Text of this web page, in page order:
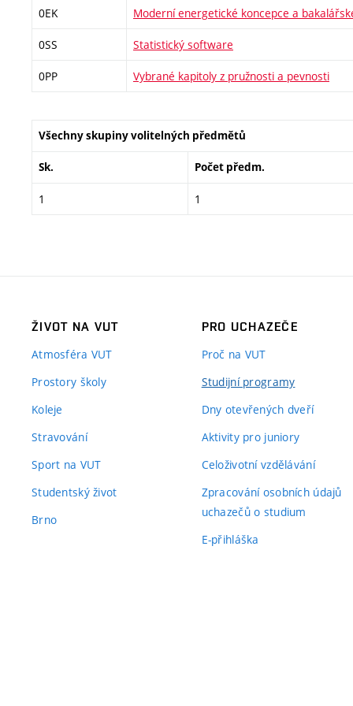
0EK Moderní energetické koncepce a
0SS Statistický software
0PP Vybrané kapitoly z pružnosti a pevnosti
Všechny skupiny volitelných předmětů
Sk. Počet předm.
1 1
ŽIVOT NA VUT
Atmosféra VUT
Prostory školy
Koleje
Stravování
Sport na VUT
Studentský život
Brno
PRO UCHAZEČE
Proč na VUT
Studijní programy
Dny otevřených dveří
Aktivity pro juniory
Celoživotní vzdělávání
Zpracování osobních údajů
uchazečů o studium
E-přihláška